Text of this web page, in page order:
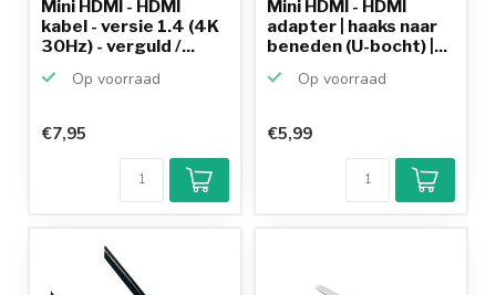
Mini HDMI - HDMI
kabel - versie 1.4 (4K
30Hz) - verguld /...
Op voorraad
€7,95
Mini HDMI - HDMI
adapter | haaks naar
beneden (U-bocht) |...
Op voorraad
9,2/10
Achteraf
betalen mogelijk
€5,99